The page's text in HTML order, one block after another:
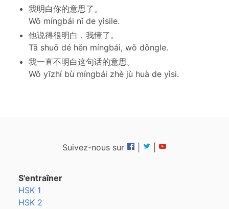
我明白你的意思了。
Wǒ míngbái nǐ de yìsile.
他说得很明白，我懂了。
Tā shuō dé hěn míngbái, wǒ dǒngle.
我一直不明白这句话的意思。
Wǒ yīzhí bù míngbái zhè jù huà de yìsi.
Suivez-nous sur
S'entraîner
HSK 1
HSK 2